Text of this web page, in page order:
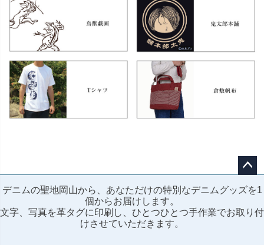
ジト
ップ
へ
デニムの聖地岡山から、あなただけの特別なデニムグッズを1
個からお届けします。
文字、写真を革タグに印刷し、ひとつひとつ手作業でお取り付
けさせていただきます。